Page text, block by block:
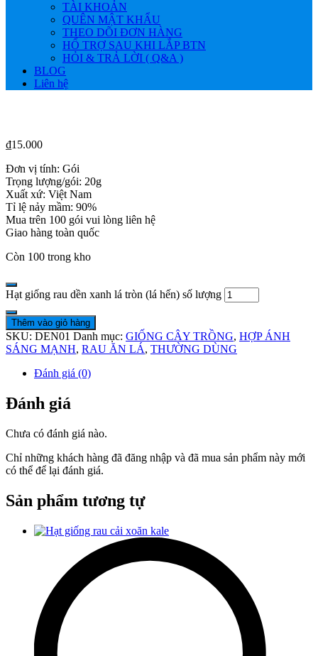
TÀI KHOẢN
QUÊN MẬT KHẨU
THEO DÕI ĐƠN HÀNG
HỔ TRỢ SAU KHI LẮP BTN
HỎI & TRẢ LỜI ( Q&A )
BLOG
Liên hệ
₫15.000
Đơn vị tính: Gói
Trọng lượng/gói: 20g
Xuất xứ: Việt Nam
Tỉ lệ nảy mầm: 90%
Mua trên 100 gói vui lòng liên hệ
Giao hàng toàn quốc
Còn 100 trong kho
Hạt giống rau dền xanh lá tròn (lá hến) số lượng
Thêm vào giỏ hàng
SKU: DEN01 Danh mục: GIỐNG CÂY TRỒNG, HỢP ÁNH
SÁNG MẠNH, RAU ĂN LÁ, THƯỜNG DÙNG
Đánh giá (0)
Đánh giá
Chưa có đánh giá nào.
Chỉ những khách hàng đã đăng nhập và đã mua sản phẩm này mới
có thể để lại đánh giá.
Sản phẩm tương tự